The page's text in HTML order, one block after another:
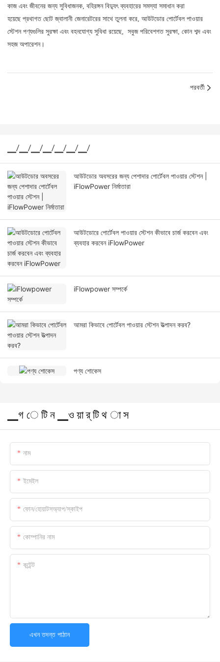
কাজ এবং জীবনের জন্য সুবিধাজনক, বহিরঙ্গন বিদ্যুৎ ব্যবহারের সমস্যা সমাধান করা
হয়েছে প্রথাগত ছোট জ্বালানী জেনারেটরের সাথে তুলনা করে, আউটডোর পোর্টেবল পাওয়ার
স্টেশন পণ্যগুলির সুরক্ষা এবং বহনযোগ্য সুবিধা রয়েছে, সবুজ পরিবেশগত সুরক্ষা, কোন শব্দ এবং
সহজ অপারেশন।
পরবর্তী
▁/▁/▁/▁/▁/▁/▁/
আউটডোর অবসরের জন্য পেশাদার পোর্টেবল পাওয়ার স্টেশন |
iFlowPower নির্মাতারা
আউটডোরে পোর্টেবল পাওয়ার স্টেশন কীভাবে চার্জ করবেন এবং
ব্যবহার করবেন iFlowPower
iFlowpower সম্পর্কে
আমরা কিভাবে পোর্টেবল পাওয়ার স্টেশন উত্পাদন করব?
পণ্য শোকেস
▁গ ে টি ন ▁ও য়া র্ টি থ া স
নাম
ইমেইল
ফোন/হোয়াটসঅ্যাপ/স্কাইপ
কোম্পানির নাম
কন্টেন্ট
এখন তদন্ত পাঠান